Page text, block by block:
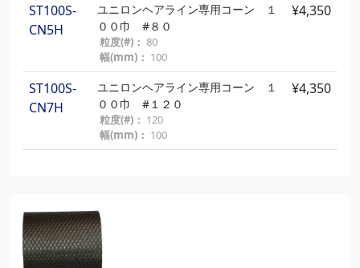
ST100S-
CN5H
ユニロンヘアライン専用コーン １
００巾 #８０
粒度(#)： 80
幅(mm)： 100
¥4,350
ST100S-
CN7H
ユニロンヘアライン専用コーン １
００巾 #１２０
粒度(#)： 120
幅(mm)： 100
¥4,350